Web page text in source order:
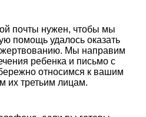
почты нужен, чтобы мы
помощь удалось оказать
Мы направим
ребенка и письмо с
относимся к вашим
их третьим лицам.